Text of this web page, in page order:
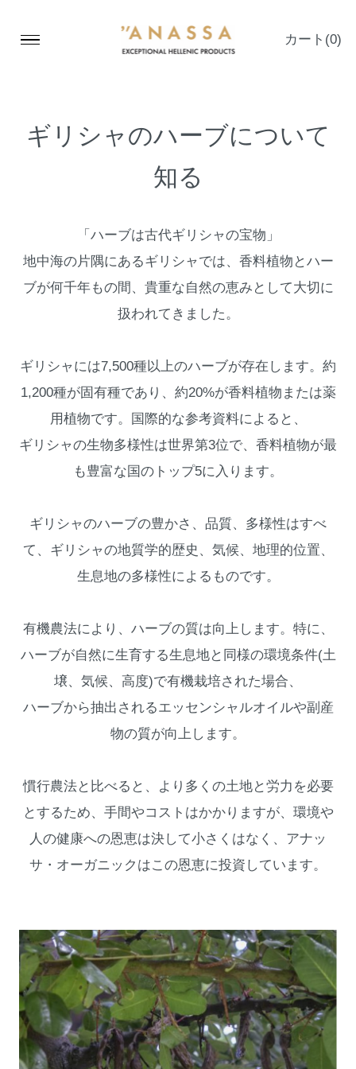
カート (0)
ギリシャのハーブについて
知る
「ハーブは古代ギリシャの宝物」
地中海の片隅にあるギリシャでは、香料植物とハー
ブが何千年もの間、貴重な自然の恵みとして大切に
扱われてきました。
ギリシャには7,500種以上のハーブが存在します。約
1,200種が固有種であり、約20%が香料植物または薬
用植物です。国際的な参考資料によると、
ギリシャの生物多様性は世界第3位で、香料植物が最
も豊富な国のトップ5に入ります。
ギリシャのハーブの豊かさ、品質、多様性はすべ
て、ギリシャの地質学的歴史、気候、地理的位置、
生息地の多様性によるものです。
有機農法により、ハーブの質は向上します。特に、
ハーブが自然に生育する生息地と同様の環境条件(土
壌、気候、高度)で有機栽培された場合、
ハーブから抽出されるエッセンシャルオイルや副産
物の質が向上します。
慣行農法と比べると、より多くの土地と労力を必要
とするため、手間やコストはかかりますが、環境や
人の健康への恩恵は決して小さくはなく、アナッ
サ・オーガニックはこの恩恵に投資しています。